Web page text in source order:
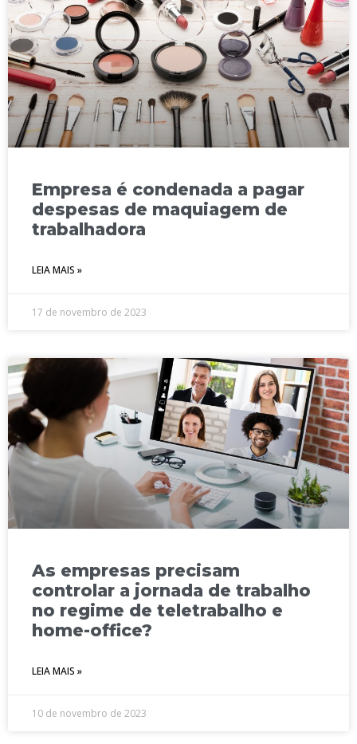
Empresa é condenada a pagar
despesas de maquiagem de
trabalhadora
LEIA MAIS »
17 de novembro de 2023
As empresas precisam
controlar a jornada de trabalho
no regime de teletrabalho e
home-office?
LEIA MAIS »
10 de novembro de 2023